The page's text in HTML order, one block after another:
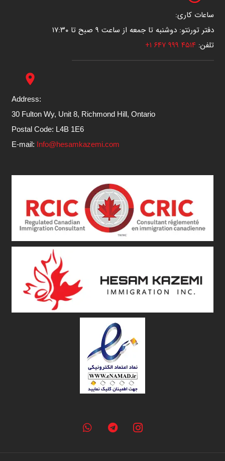
ساعات کاری:
دفتر تورنتو: دوشنبه تا جمعه از ساعت ۹ صبح تا ۱۷:۳۰
تلفن:۴۵۱۴ ۹۹۹ ۶۴۷ ۱+
place
Address:
30 Fulton Wy, Unit 8, Richmond Hill, Ontario
Postal Code: L4B 1E6
E-mail: Info@hesamkazemi.com